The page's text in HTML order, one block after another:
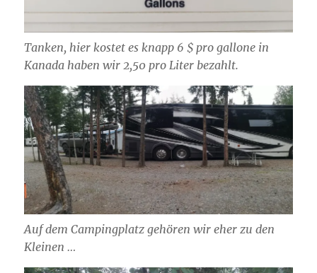
Tanken, hier kostet es knapp 6 $ pro gallone in
Kanada haben wir 2,50 pro Liter bezahlt.
Auf dem Campingplatz gehören wir eher zu den
Kleinen …